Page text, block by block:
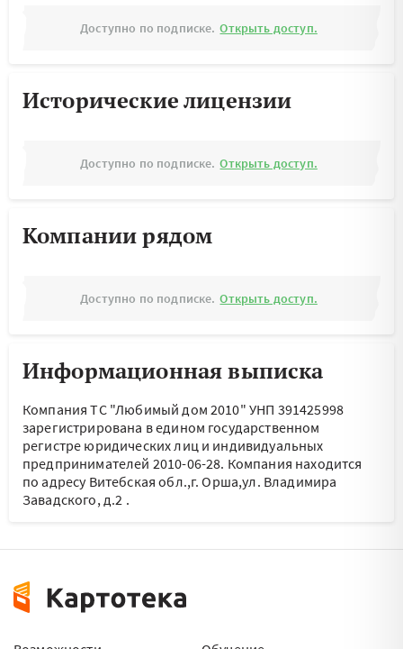
Доступно по подписке. Открыть доступ.
Исторические лицензии
Доступно по подписке. Открыть доступ.
Компании рядом
Доступно по подписке. Открыть доступ.
Информационная выписка
Компания ТС "Любимый дом 2010" УНП 391425998
зарегистрирована в едином государственном
регистре юридических лиц и индивидуальных
предпринимателей 2010-06-28. Компания находится
по адресу Витебская обл.,г. Орша,ул. Владимира
Завадского, д.2 .